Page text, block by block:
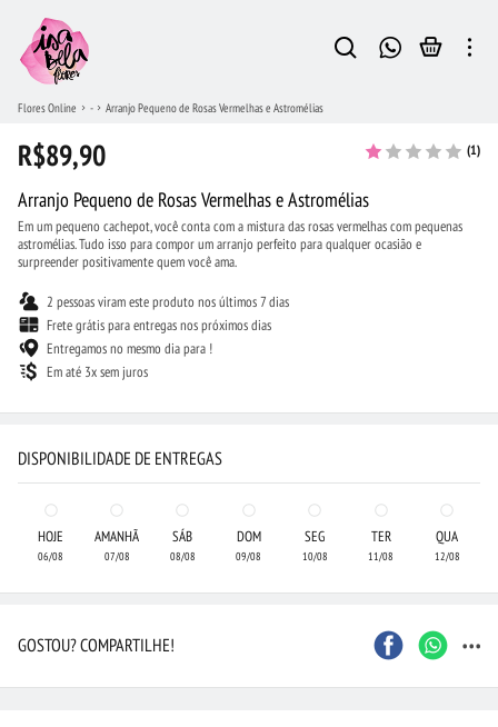
Flores Online - Arranjo Pequeno de Rosas Vermelhas e Astromélias
R$89,90 (1)
Arranjo Pequeno de Rosas Vermelhas e Astromélias
Em um pequeno cachepot, você conta com a mistura das rosas vermelhas com pequenas
astromélias. Tudo isso para compor um arranjo perfeito para qualquer ocasião e
surpreender positivamente quem você ama.
2 pessoas viram este produto nos últimos 7 dias
Frete grátis para entregas nos próximos dias
Entregamos no mesmo dia para !
Em até 3x sem juros
DISPONIBILIDADE DE ENTREGAS
HOJE
06/08
AMANHÃ
07/08
SÁB
08/08
DOM
09/08
SEG
10/08
TER
11/08
QUA
12/08
GOSTOU? COMPARTILHE! ...